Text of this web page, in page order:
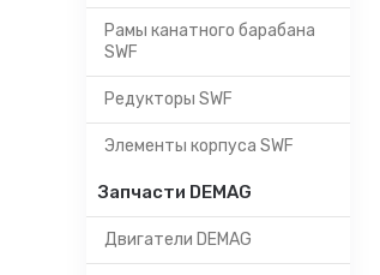
Рамы канатного барабана
SWF
Редукторы SWF
Элементы корпуса SWF
Запчасти DEMAG
Двигатели DEMAG